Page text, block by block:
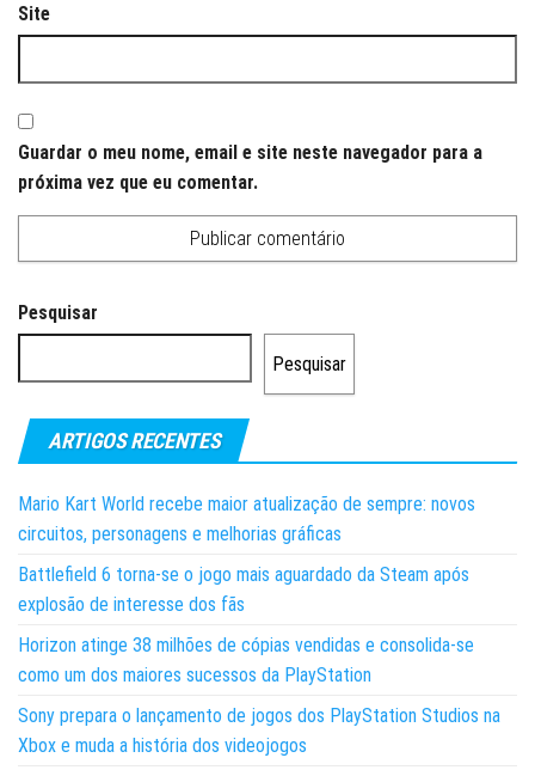
Site
Guardar o meu nome, email e site neste navegador para a
próxima vez que eu comentar.
Pesquisar
Pesquisar
ARTIGOS RECENTES
Mario Kart World recebe maior atualização de sempre: novos
circuitos, personagens e melhorias gráficas
Battlefield 6 torna-se o jogo mais aguardado da Steam após
explosão de interesse dos fãs
Horizon atinge 38 milhões de cópias vendidas e consolida-se
como um dos maiores sucessos da PlayStation
Sony prepara o lançamento de jogos dos PlayStation Studios na
Xbox e muda a história dos videojogos